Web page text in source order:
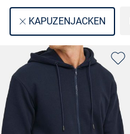
KAPUZENJACKEN